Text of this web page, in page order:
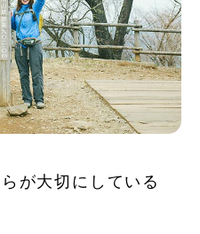
が大切にしている